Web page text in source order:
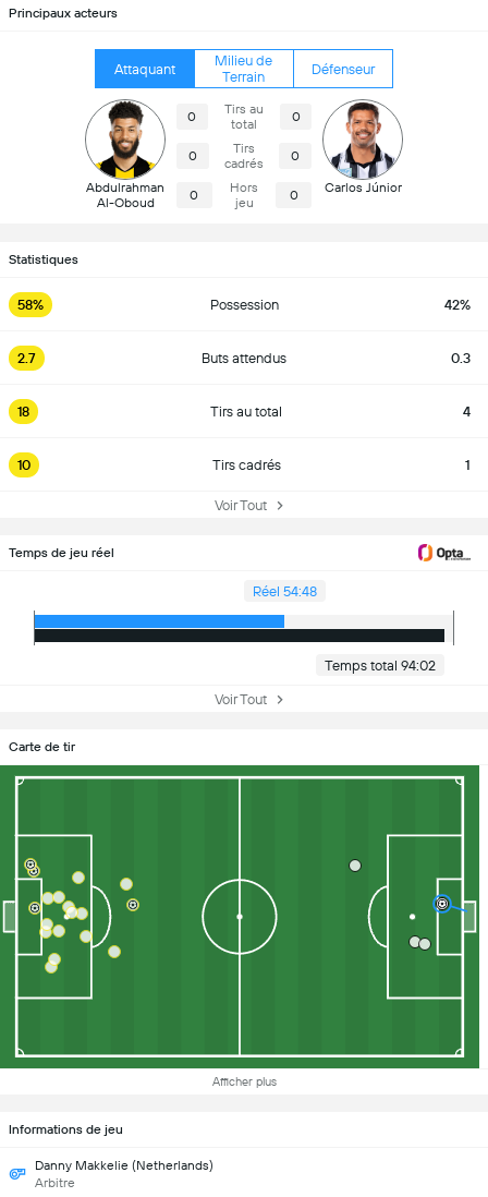
Principaux acteurs
Attaquant
Milieu de
Terrain
Défenseur
Abdulrahman
Al-Oboud
0
Tirs au
total
0
0
Tirs
cadrés
0
0
Hors
jeu
0 Carlos Júnior
Statistiques
58% Possession 42%
2.7 Buts attendus 0.3
18 Tirs au total 4
10 Tirs cadrés 1
Voir Tout
Temps de jeu réel
Réel 54:48
Temps total 94:02
Voir Tout
Carte de tir
Afficher plus
Informations de jeu
Danny Makkelie (Netherlands)
Arbitre